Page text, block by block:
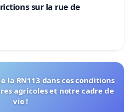
sur la rue de
la RN113 dans ces conditions
agricoles et notre cadre de
vie !